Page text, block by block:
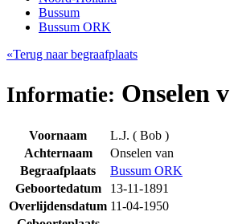
Bussum
Bussum ORK
«Terug naar begraafplaats
Informatie: Onselen
Voornaam
L.J. ( Bob )
Achternaam
Onselen van
Begraafplaats
Bussum ORK
Geboortedatum
13-11-1891
Overlijdensdatum 11-04-1950